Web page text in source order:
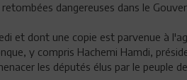
dangereuses dans le
et dont une copie est parvenue à
y compris Hachemi Hamdi,
les députés élus par le peuple